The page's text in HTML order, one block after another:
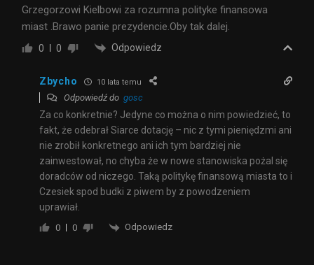
Grzegorzowi Kielbowi za rozumna polityke finansowa
miast .Brawo panie prezydencie.Oby tak dalej.
0 0 Odpowiedz
Zbycho 10 lata temu
Odpowiedź do gosc
Za co konkretnie? Jedyne co można o nim powiedzieć, to
fakt, że odebrał Siarce dotację – nic z tymi pieniędzmi ani
nie zrobił konkretnego ani ich tym bardziej nie
zainwestował, no chyba że w nowe stanowiska pożal się
doradców od niczego. Taką politykę finansową miasta to i
Czesiek spod budki z piwem by z powodzeniem
uprawiał.
0 0 Odpowiedz